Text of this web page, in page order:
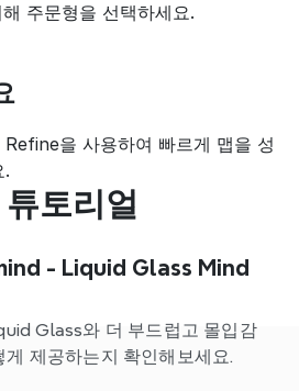
주문형을 선택하세요.
을 사용하여 빠르게 맵을 성
.
토리얼
- Liquid Glass Mind
Glass와 더 부드럽고 몰입감
제공하는지 확인해보세요.